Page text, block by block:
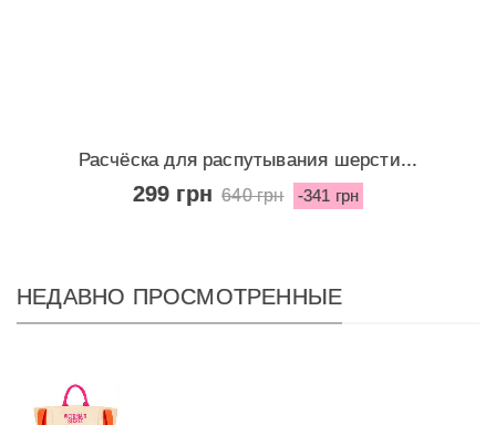
Расчёска для распутывания шерсти...
299 грн 640 грн -341 грн
НЕДАВНО ПРОСМОТРЕННЫЕ